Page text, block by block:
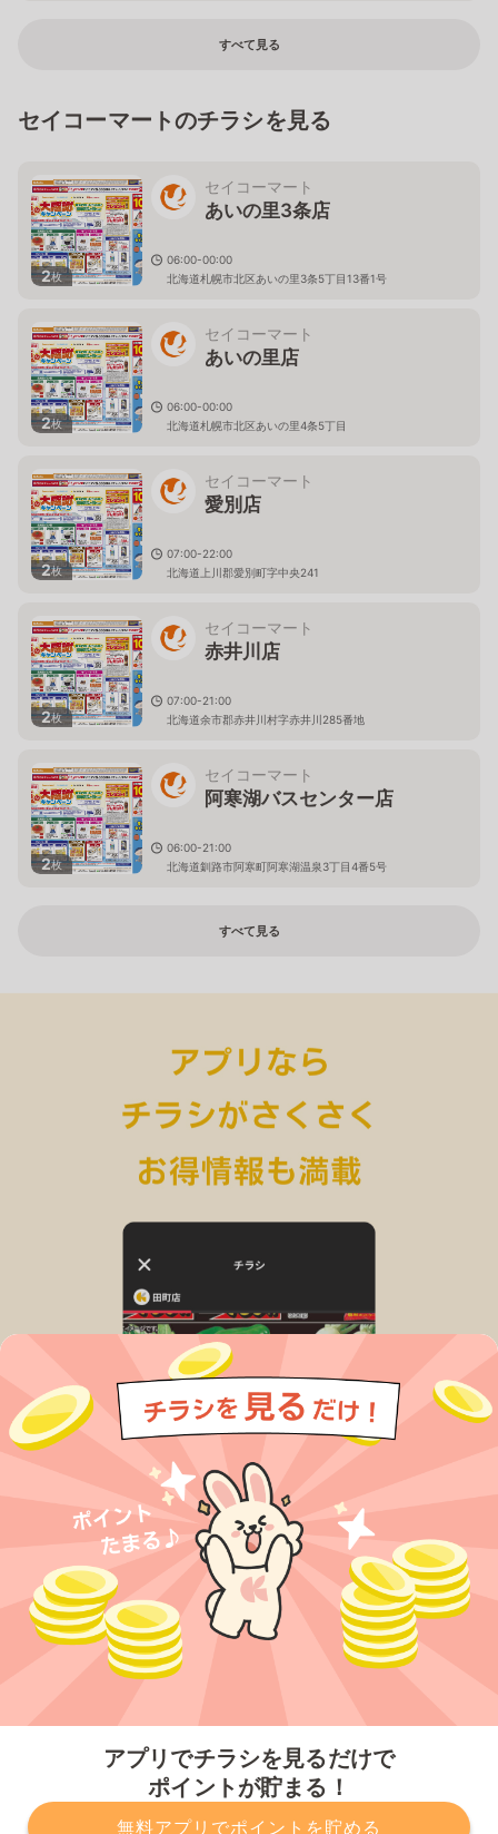
アプリでチラシを見るだけで
ポイントが貯まる！
無料アプリでポイントを貯める
すべて見る
セイコーマートのチラシを見る
2枚
セイコーマート
あいの里3条店
06:00-00:00
北海道札幌市北区あいの里3条5丁目13番1号
2枚
セイコーマート
あいの里店
06:00-00:00
北海道札幌市北区あいの里4条5丁目
2枚
セイコーマート
愛別店
07:00-22:00
北海道上川郡愛別町字中央241
2枚
セイコーマート
赤井川店
07:00-21:00
北海道余市郡赤井川村字赤井川285番地
2枚
セイコーマート
阿寒湖バスセンター店
06:00-21:00
北海道釧路市阿寒町阿寒湖温泉3丁目4番5号
すべて見る